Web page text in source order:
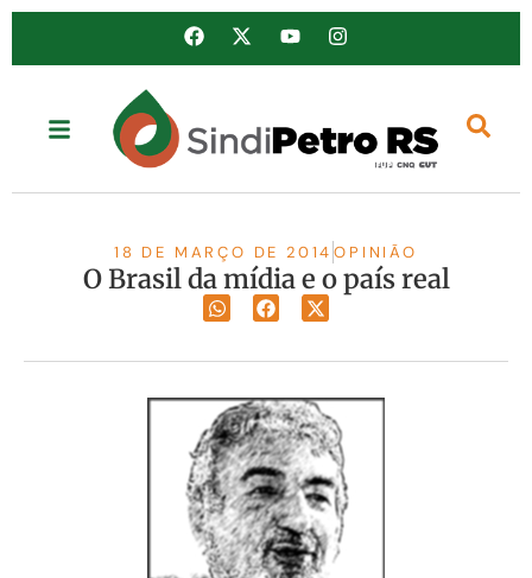
18 DE MARÇO DE 2014 OPINIÃO
O Brasil da mídia e o país real